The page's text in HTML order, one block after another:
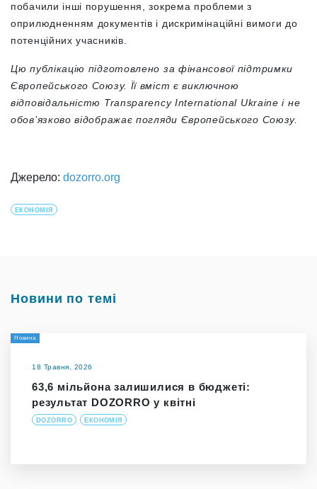
побачили інші порушення, зокрема проблеми з
оприлюдненням документів і дискримінаційні вимоги до
потенційних учасників.
Цю публікацію підготовлено за фінансової підтримки
Європейського Союзу. Її вміст є виключною
відповідальністю Transparency International Ukraine і не
обов’язково відображає погляди Європейського Союзу.
Джерело: dozorro.org
ЕКОНОМІЯ
Новини по темі
Новина
18 Травня, 2026
63,6 мільйона залишилися в бюджеті:
результат DOZORRO у квітні
DOZORRO ЕКОНОМІЯ